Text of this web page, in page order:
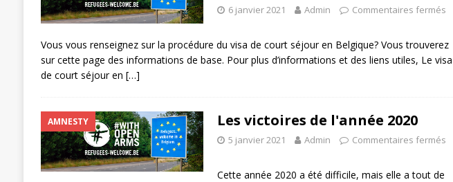
6 janvier 2021 Admin Commentaires fermés
Vous vous renseignez sur la procédure du visa de court séjour en Belgique? Vous trouverez
sur cette page des informations de base. Pour plus d’informations et des liens utiles, Le visa
de court séjour en […]
AMNESTY Les victoires de l'année 2020
5 janvier 2021 Admin Commentaires fermés
Cette année 2020 a été difficile, mais elle a tout de